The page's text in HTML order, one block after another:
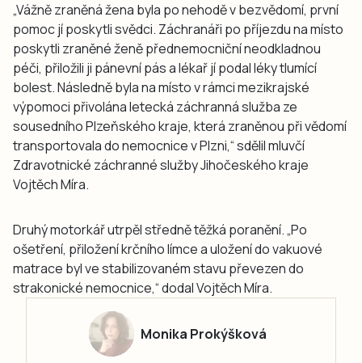
„Vážně zraněná žena byla po nehodě v bezvědomí, první
pomoc jí poskytli svědci. Záchranáři po příjezdu na místo
poskytli zraněné ženě přednemocniční neodkladnou
péči, přiložili ji pánevní pás a lékař jí podal léky tlumící
bolest. Následně byla na místo v rámci mezikrajské
výpomoci přivolána letecká záchranná služba ze
sousedního Plzeňského kraje, která zraněnou při vědomí
transportovala do nemocnice v Plzni,“ sdělil mluvčí
Zdravotnické záchranné služby Jihočeského kraje
Vojtěch Míra.
Druhý motorkář utrpěl středně těžká poranění. „Po
ošetření, přiložení krčního límce a uložení do vakuové
matrace byl ve stabilizovaném stavu převezen do
strakonické nemocnice,“ dodal Vojtěch Míra.
Monika Prokýšková